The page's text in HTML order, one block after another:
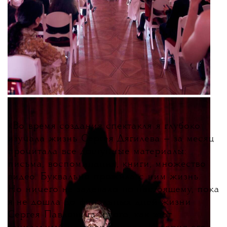
и современной культуре — втелеграм-
канале The Blueprint News .
Во время создания спектакля я глубоко
изучала жизнь Сергея Дягилева — за месяц
прочитала все доступные материалы:
письма, воспоминания, книги, множество
видео. Буквально прожила с ним жизнь.
Но ничего не задевало по-настоящему, пока
я не дошла до финальных дней жизни
Сергея Павловича и того, как этот